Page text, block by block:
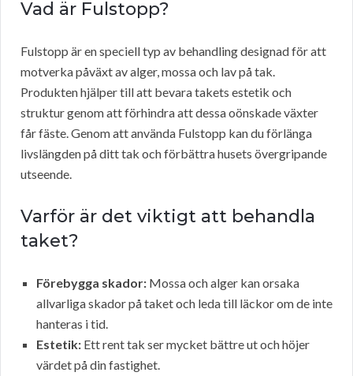
Vad är Fulstopp?
Fulstopp är en speciell typ av behandling designad för att
motverka påväxt av alger, mossa och lav på tak.
Produkten hjälper till att bevara takets estetik och
struktur genom att förhindra att dessa oönskade växter
får fäste. Genom att använda Fulstopp kan du förlänga
livslängden på ditt tak och förbättra husets övergripande
utseende.
Varför är det viktigt att behandla
taket?
Förebygga skador: Mossa och alger kan orsaka
allvarliga skador på taket och leda till läckor om de inte
hanteras i tid.
Estetik: Ett rent tak ser mycket bättre ut och höjer
värdet på din fastighet.